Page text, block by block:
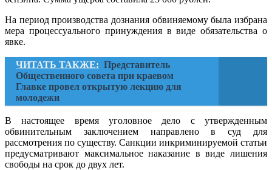
На период производства дознания обвиняемому была избрана
мера процессуального принуждения в виде обязательства о
явке.
ЧИТАТЬ ТАКЖЕ: Представитель
Общественного совета при краевом
Главке провел открытую лекцию для
молодежи
В настоящее время уголовное дело с утвержденным
обвинительным заключением направлено в суд для
рассмотрения по существу. Санкции инкриминируемой статьи
предусматривают максимальное наказание в виде лишения
свободы на срок до двух лет.